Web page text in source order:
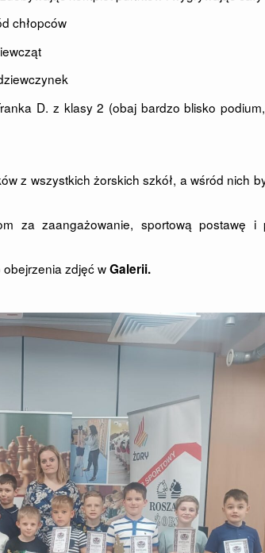
chłopców
D. z klasy 2 (obaj bardzo blisko
z wszystkich żorskich szkół, a wśród nich
za zaangażowanie, sportową postawę
zdjęć wGalerii.